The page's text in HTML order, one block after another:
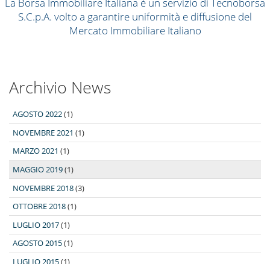
S.C.p.A. volto a garantire uniformità e diffusione del
Mercato Immobiliare Italiano
Archivio News
AGOSTO 2022(1)
NOVEMBRE 2021 (1)
MARZO 2021 (1)
MAGGIO 2019(1)
NOVEMBRE 2018(3)
OTTOBRE 2018(1)
LUGLIO 2017(1)
AGOSTO 2015(1)
LUGLIO 2015(1)